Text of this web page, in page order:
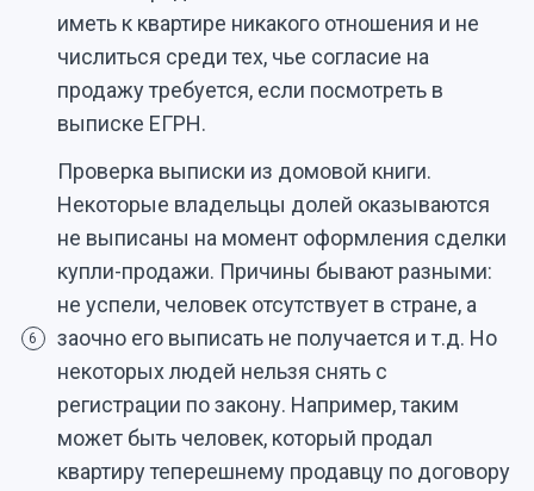
иметь к квартире никакого отношения и не
числиться среди тех, чье согласие на
продажу требуется, если посмотреть в
выписке ЕГРН.
6
Проверка выписки из домовой книги.
Некоторые владельцы долей оказываются
не выписаны на момент оформления сделки
купли-продажи. Причины бывают разными:
не успели, человек отсутствует в стране, а
заочно его выписать не получается и т.д. Но
некоторых людей нельзя снять с
регистрации по закону. Например, таким
может быть человек, который продал
квартиру теперешнему продавцу по договору